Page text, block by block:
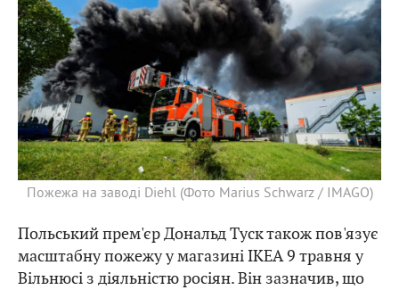
Пожежа на заводі Diehl (Фото Marius Schwarz / IMAGO)
Польський прем'єр Дональд Туск також пов'язує
масштабну пожежу у магазині IKEA 9 травня у
Вільнюсі з діяльністю росіян. Він зазначив, що